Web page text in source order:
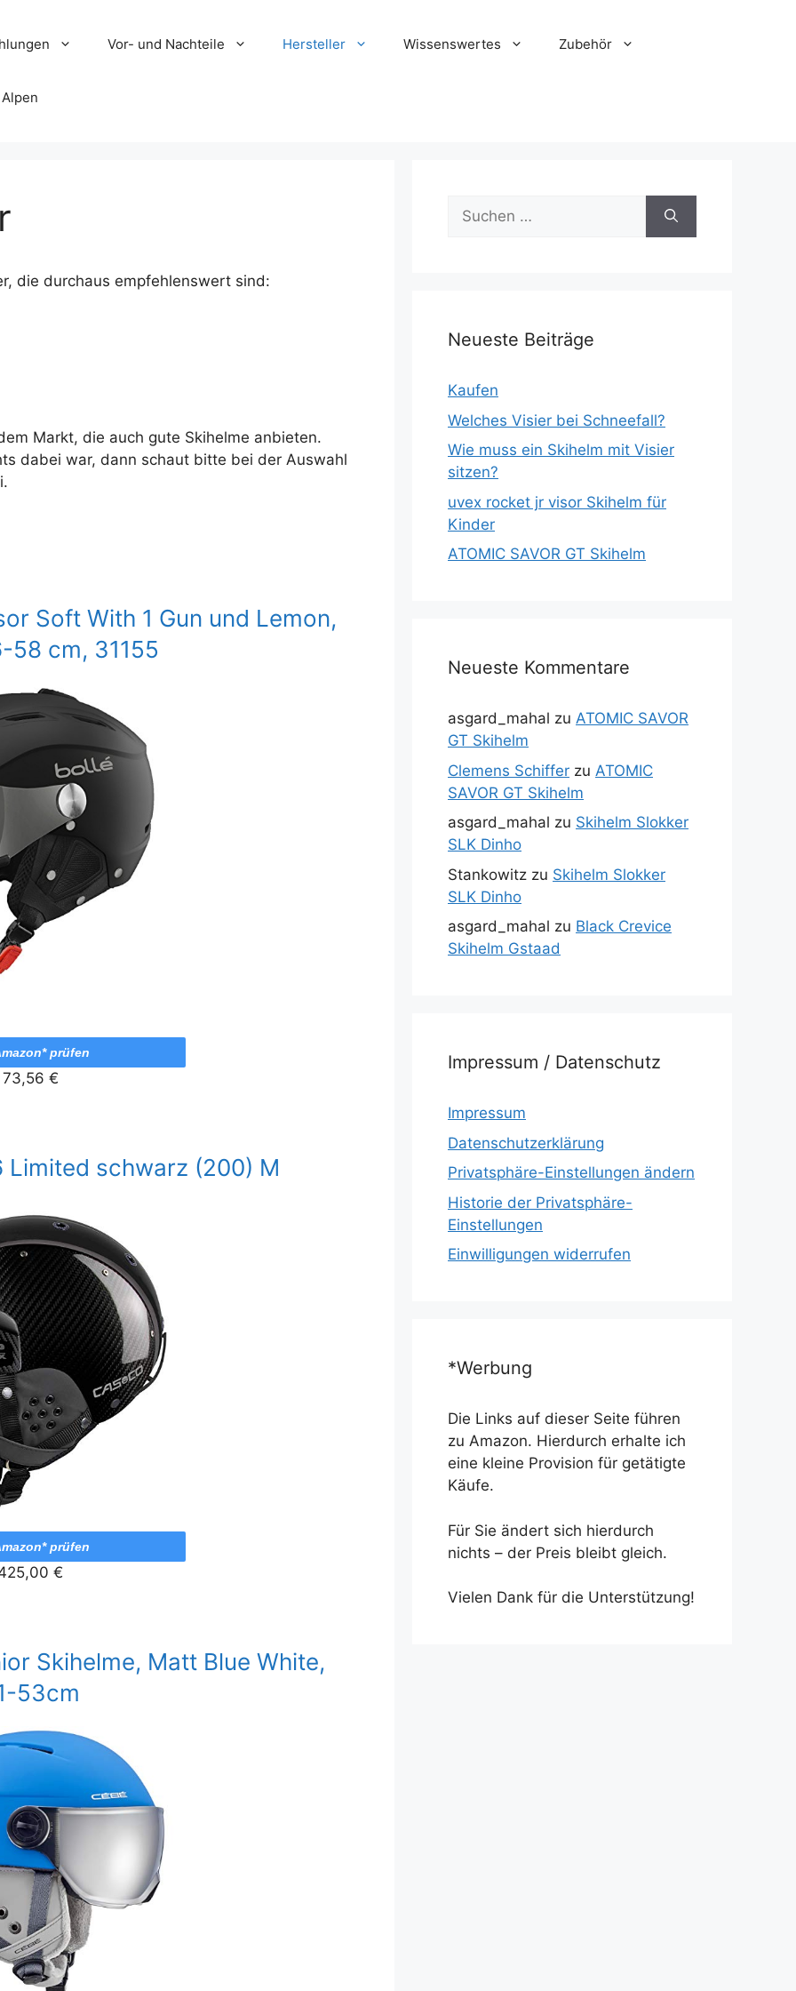
Vor- und Nachteile Hersteller Wissenswertes Zubehör
die durchaus empfehlenswert sind:
Markt, die auch gute Skihelme anbieten.
dabei war, dann schaut bitte bei der Auswahl
Soft With 1 Gun und Lemon,
58 cm, 31155
prüfen
73,56 €
Limited schwarz (200) M
prüfen
€
Skihelme, Matt Blue White,
53cm
Suche
nach:
Neueste Beiträge
Kaufen
Welches Visier bei Schneefall?
Wie muss ein Skihelm mit Visier
sitzen?
uvex rocket jr visor Skihelm für
Kinder
ATOMIC SAVOR GT Skihelm
Neueste Kommentare
asgard_mahal zu ATOMIC SAVOR
GT Skihelm
Clemens Schiffer zu ATOMIC
SAVOR GT Skihelm
asgard_mahal zu Skihelm Slokker
SLK Dinho
Stankowitz zu Skihelm Slokker
SLK Dinho
asgard_mahal zu Black Crevice
Skihelm Gstaad
Impressum / Datenschutz
Impressum
Datenschutzerklärung
Privatsphäre-Einstellungen ändern
Historie der Privatsphäre-
Einstellungen
Einwilligungen widerrufen
*Werbung
Die Links auf dieser Seite führen
zu Amazon. Hierdurch erhalte ich
eine kleine Provision für getätigte
Käufe.
Für Sie ändert sich hierdurch
nichts – der Preis bleibt gleich.
Vielen Dank für die Unterstützung!